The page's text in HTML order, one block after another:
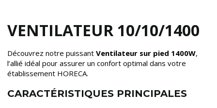
VENTILATEUR 10/10/1400
Découvrez notre puissant Ventilateur sur pied 1400W,
l’allié idéal pour assurer un confort optimal dans votre
établissement HORECA.
CARACTÉRISTIQUES PRINCIPALES